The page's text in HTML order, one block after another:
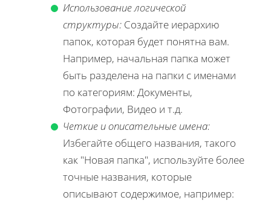
Использование логической
структуры: Создайте иерархию
папок, которая будет понятна вам.
Например, начальная папка может
быть разделена на папки с именами
по категориям: Документы,
Фотографии, Видео и т.д.
Четкие и описательные имена:
Избегайте общего названия, такого
как "Новая папка", используйте более
точные названия, которые
описывают содержимое, например: